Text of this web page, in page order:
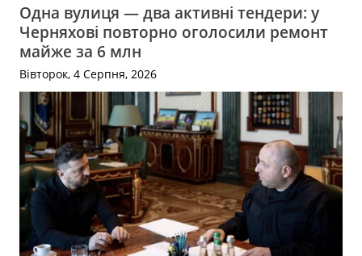
Одна вулиця — два активні тендери: у
Черняхові повторно оголосили ремонт
майже за 6 млн
Вівторок, 4 Серпня, 2026